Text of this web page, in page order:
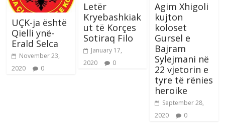
UÇK-ja është
Qielli ynë-
Erald Selca
November 23,
2020
0
Letër
Kryebashkiak
ut të Korçes
Sotiraq Filo
January 17,
2020
0
Agim Xhigoli
kujton
koloset
Gursel e
Bajram
Sylejmani në
22 vjetorin e
tyre të rënies
heroike
September 28,
2020
0